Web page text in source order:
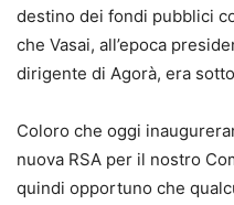
destino dei fondi pubblici
che Vasai, all’epoca
dirigente di Agorà, era
Coloro che oggi
nuova RSA per il nostro
quindi opportuno che